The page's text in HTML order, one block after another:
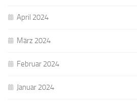
April 2024
März 2024
Februar 2024
Januar 2024